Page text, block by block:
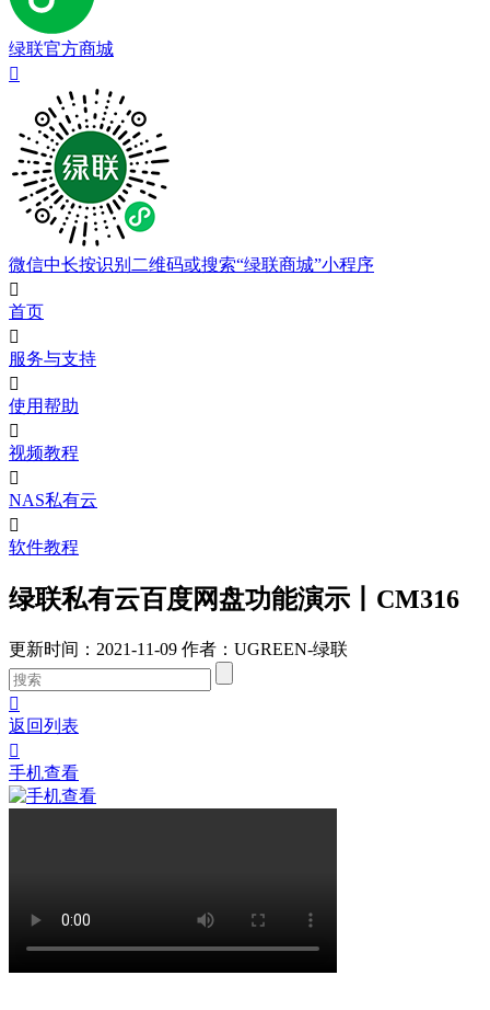
绿联官方商城

微信中长按识别二维码或搜索“绿联商城”小程序

首页

服务与支持

使用帮助

视频教程

NAS私有云

软件教程
绿联私有云百度网盘功能演示丨CM316
更新时间：2021-11-09 作者：UGREEN-绿联

返回列表

手机查看